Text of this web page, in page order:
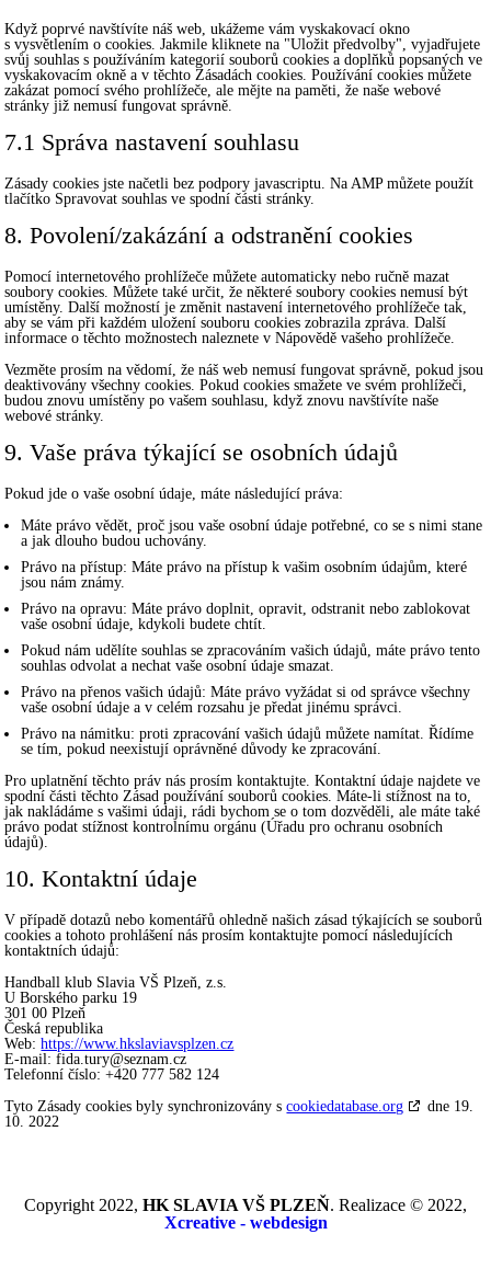
Když poprvé navštívíte náš web, ukážeme vám vyskakovací okno
s vysvětlením o cookies. Jakmile kliknete na "Uložit předvolby", vyjadřujete
svůj souhlas s používáním kategorií souborů cookies a doplňků popsaných ve
vyskakovacím okně a v těchto Zásadách cookies. Používání cookies můžete
zakázat pomocí svého prohlížeče, ale mějte na paměti, že naše webové
stránky již nemusí fungovat správně.
7.1 Správa nastavení souhlasu
Zásady cookies jste načetli bez podpory javascriptu. Na AMP můžete použít
tlačítko Spravovat souhlas ve spodní části stránky.
8. Povolení/zakázání a odstranění cookies
Pomocí internetového prohlížeče můžete automaticky nebo ručně mazat
soubory cookies. Můžete také určit, že některé soubory cookies nemusí být
umístěny. Další možností je změnit nastavení internetového prohlížeče tak,
aby se vám při každém uložení souboru cookies zobrazila zpráva. Další
informace o těchto možnostech naleznete v Nápovědě vašeho prohlížeče.
Vezměte prosím na vědomí, že náš web nemusí fungovat správně, pokud jsou
deaktivovány všechny cookies. Pokud cookies smažete ve svém prohlížeči,
budou znovu umístěny po vašem souhlasu, když znovu navštívíte naše
webové stránky.
9. Vaše práva týkající se osobních údajů
Pokud jde o vaše osobní údaje, máte následující práva:
Máte právo vědět, proč jsou vaše osobní údaje potřebné, co se s nimi stane
a jak dlouho budou uchovány.
Právo na přístup: Máte právo na přístup k vašim osobním údajům, které
jsou nám známy.
Právo na opravu: Máte právo doplnit, opravit, odstranit nebo zablokovat
vaše osobní údaje, kdykoli budete chtít.
Pokud nám udělíte souhlas se zpracováním vašich údajů, máte právo tento
souhlas odvolat a nechat vaše osobní údaje smazat.
Právo na přenos vašich údajů: Máte právo vyžádat si od správce všechny
vaše osobní údaje a v celém rozsahu je předat jinému správci.
Právo na námitku: proti zpracování vašich údajů můžete namítat. Řídíme
se tím, pokud neexistují oprávněné důvody ke zpracování.
Pro uplatnění těchto práv nás prosím kontaktujte. Kontaktní údaje najdete ve
spodní části těchto Zásad používání souborů cookies. Máte-li stížnost na to,
jak nakládáme s vašimi údaji, rádi bychom se o tom dozvěděli, ale máte také
právo podat stížnost kontrolnímu orgánu (Úřadu pro ochranu osobních
údajů).
10. Kontaktní údaje
V případě dotazů nebo komentářů ohledně našich zásad týkajících se souborů
cookies a tohoto prohlášení nás prosím kontaktujte pomocí následujících
kontaktních údajů:
Handball klub Slavia VŠ Plzeň, z.s.
U Borského parku 19
301 00 Plzeň
Česká republika
Web:https://www.hkslaviavsplzen.cz
E-mail:fida.tury@seznam.cz
Telefonní číslo: +420 777 582 124
Tyto Zásady cookies byly synchronizovány scookiedatabase.org
dne 19.
10. 2022
Copyright 2022, HK SLAVIA VŠ PLZEŇ. Realizace © 2022,
Xcreative - webdesign